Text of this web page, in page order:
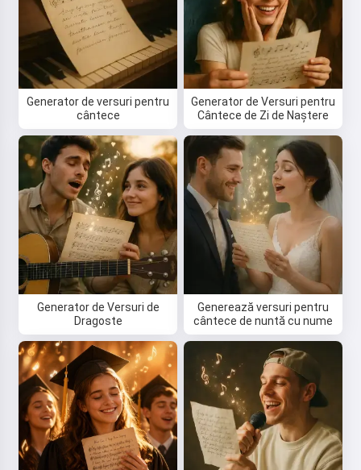
Generator de versuri pentru
cântece
Generator de Versuri pentru
Cântece de Zi de Naștere
Generator de Versuri de
Dragoste
Generează versuri pentru
cântece de nuntă cu nume